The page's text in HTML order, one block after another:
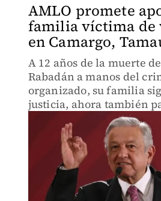
AMLO promete
familia víctima de
en Camargo,
A 12 años de la muerte
Rabadán a manos del
organizado, su familia
justicia, ahora también